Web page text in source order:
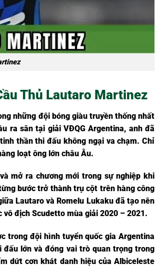
Thủ Lautaro Martinez
những đội bóng giàu truyền thống nhất
ra sân tại giải VĐQG Argentina, anh đã
thần thi đấu không ngại va chạm. Chỉ
loạt ông lớn châu Âu.
mở ra chương mới trong sự nghiệp khi
bước trở thành trụ cột trên hàng công
Lautaro và Romelu Lukaku đã tạo nên
địch Scudetto mùa giải 2020 – 2021.
trong đội hình tuyển quốc gia Argentina
lớn và đóng vai trò quan trọng trong
dứt cơn khát danh hiệu của Albiceleste